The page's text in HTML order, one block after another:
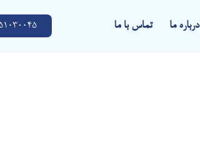
درباره ما تماس با ما